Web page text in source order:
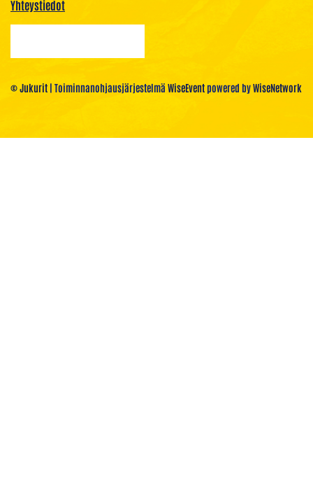
Yhteystiedot
© Jukurit | Toiminnanohjausjärjestelmä WiseEventpowered byWiseNetwork